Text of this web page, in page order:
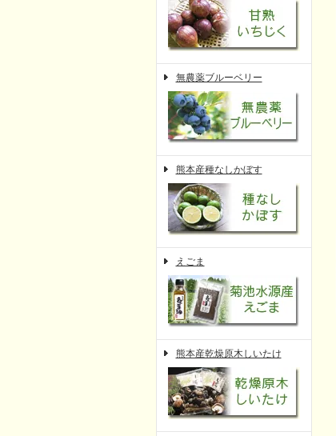
無農薬ブルーベリー
熊本産種なしかぼす
えごま
熊本産乾燥原木しいたけ